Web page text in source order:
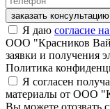
заказать консультацию
Я даю согласие
ООО "Красников
заявки и получения
Политика
Я согласен
материалы от ООО
Вы можете отозвать